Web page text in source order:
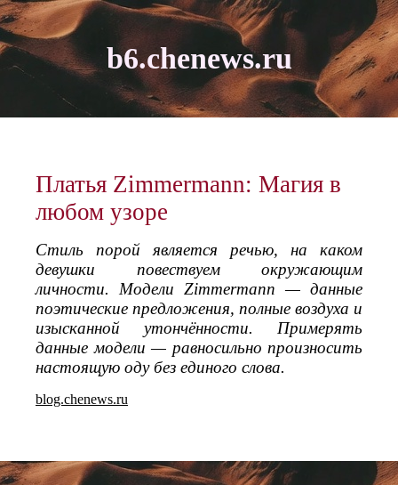
b6.chenews.ru
Платья Zimmermann: Магия в
любом узоре
Стиль порой является речью, на каком
девушки повествуем окружающим
личности. Модели Zimmermann — данные
поэтические предложения, полные воздуха и
изысканной утончённости. Примерять
данные модели — равносильно произносить
настоящую оду без единого слова.
blog.chenews.ru